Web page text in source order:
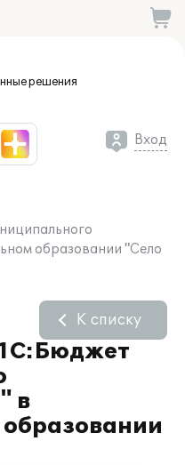
решения
Вход
образовании "Село
в
К списку